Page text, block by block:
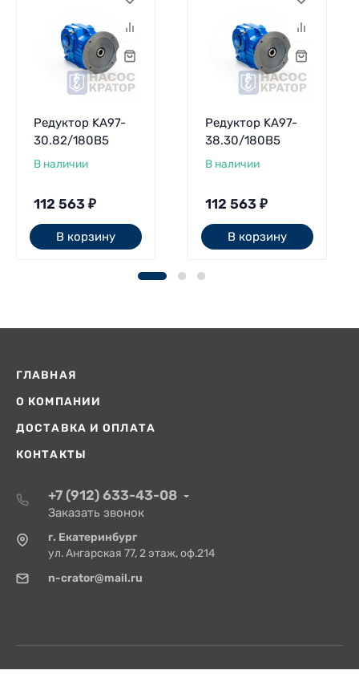
Редуктор KA97-
30.82/180B5
В наличии
112 563 ₽
В корзину
Редуктор KA97-
38.30/180В5
В наличии
112 563 ₽
В корзину
ГЛАВНАЯ
О КОМПАНИИ
ДОСТАВКА И ОПЛАТА
КОНТАКТЫ
+7 (912) 633-43-08
Заказать звонок
г. Екатеринбург
ул. Ангарская 77, 2 этаж, оф.214
n-crator@mail.ru